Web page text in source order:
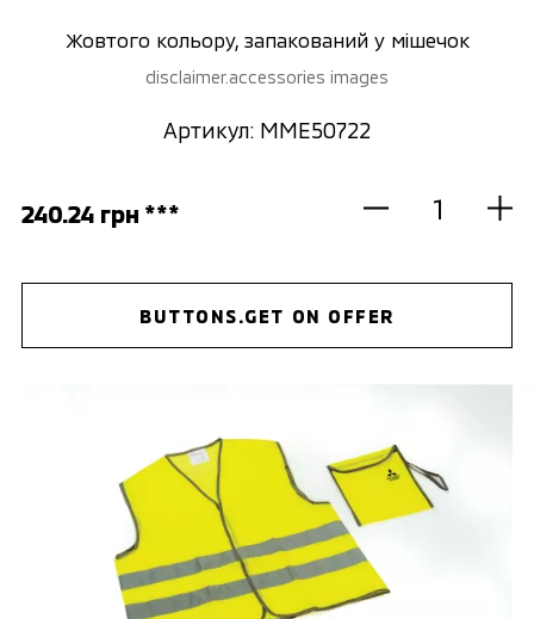
Жовтого кольору, запакований у мішечок
disclaimer.accessories images
Артикул: MME50722
240.24 грн ***
BUTTONS.GET ON OFFER